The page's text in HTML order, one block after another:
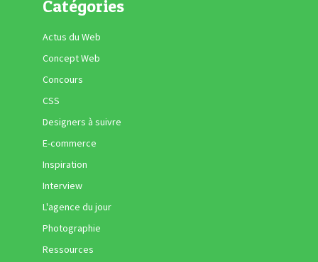
Catégories
Actus du Web
Concept Web
Concours
CSS
Designers à suivre
E-commerce
Inspiration
Interview
L'agence du jour
Photographie
Ressources